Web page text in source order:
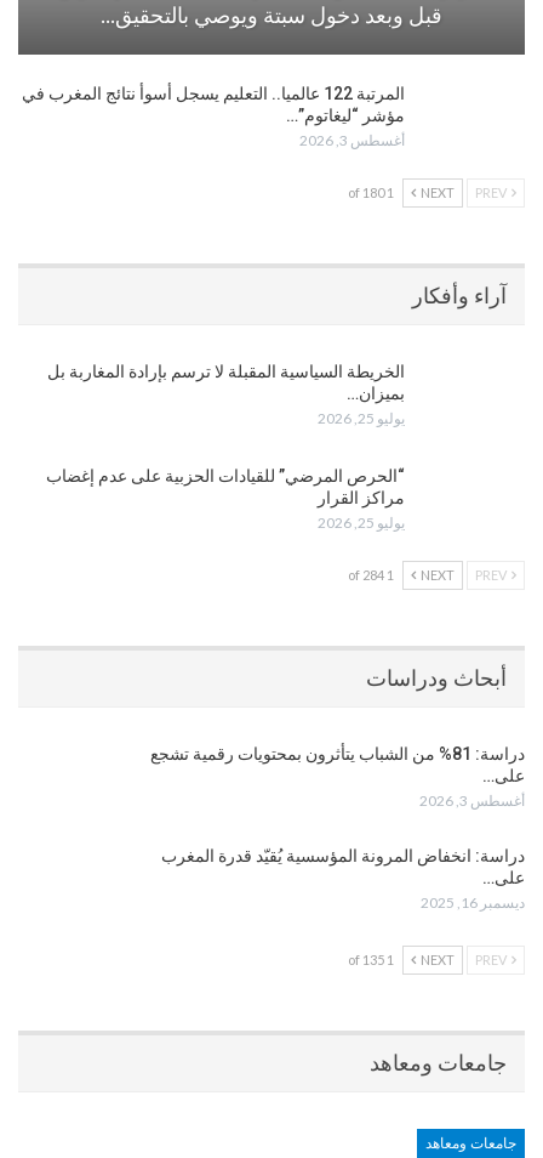
قبل وبعد دخول سبتة ويوصي بالتحقيق…
المرتبة 122 عالميا.. التعليم يسجل أسوأ نتائج المغرب في
مؤشر “ليغاتوم”…
أغسطس 3, 2026
NEXT
1 of 180
آراء وأفكار
الخريطة السياسية المقبلة لا ترسم بإرادة المغاربة بل
بميزان…
يوليو 25, 2026
“الحرص المرضي” للقيادات الحزبية على عدم إغضاب
مراكز القرار
يوليو 25, 2026
NEXT
1 of 284
أبحاث ودراسات
دراسة: 81% من الشباب يتأثرون بمحتويات رقمية تشجع
على…
أغسطس 3, 2026
دراسة: انخفاض المرونة المؤسسية يُقيّد قدرة المغرب
على…
ديسمبر 16, 2025
NEXT
1 of 135
جامعات ومعاهد
جامعات ومعاهد